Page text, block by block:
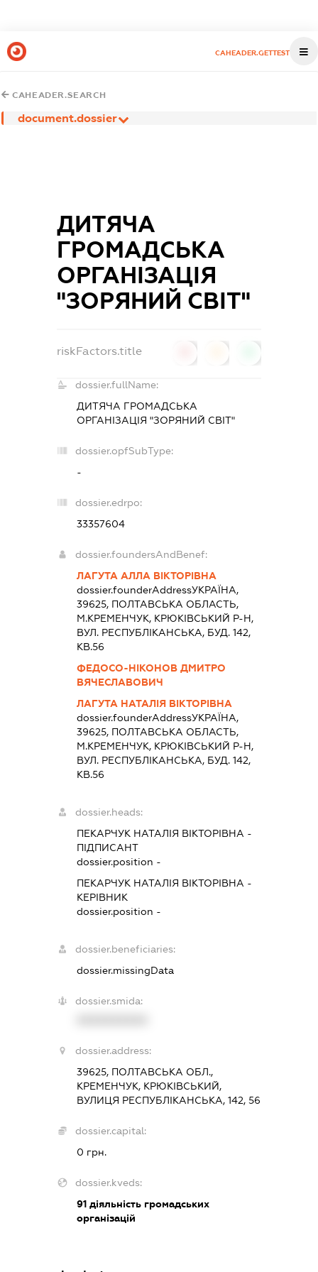
CAHEADER.GETTEST
CAHEADER.SEARCH
document.dossier
ДИТЯЧА
ГРОМАДСЬКА
ОРГАНІЗАЦІЯ
"ЗОРЯНИЙ СВІТ"
riskFactors.title
dossier.fullName:
ДИТЯЧА ГРОМАДСЬКА
ОРГАНІЗАЦІЯ "ЗОРЯНИЙ СВІТ"
dossier.opfSubType:
-
dossier.edrpo:
33357604
dossier.foundersAndBenef:
ЛАГУТА АЛЛА ВІКТОРІВНА
dossier.founderAddressУКРАЇНА,
39625, ПОЛТАВСЬКА ОБЛАСТЬ,
М.КРЕМЕНЧУК, КРЮКІВСЬКИЙ Р-Н,
ВУЛ. РЕСПУБЛІКАНСЬКА, БУД. 142,
КВ.56
ФЕДОСО-НІКОНОВ ДМИТРО
ВЯЧЕСЛАВОВИЧ
ЛАГУТА НАТАЛІЯ ВІКТОРІВНА
dossier.founderAddressУКРАЇНА,
39625, ПОЛТАВСЬКА ОБЛАСТЬ,
М.КРЕМЕНЧУК, КРЮКІВСЬКИЙ Р-Н,
ВУЛ. РЕСПУБЛІКАНСЬКА, БУД. 142,
КВ.56
dossier.heads:
ПЕКАРЧУК НАТАЛІЯ ВІКТОРІВНА -
ПІДПИСАНТ
dossier.position -
ПЕКАРЧУК НАТАЛІЯ ВІКТОРІВНА -
КЕРІВНИК
dossier.position -
dossier.beneficiaries:
dossier.missingData
dossier.smida:
dossier.address:
39625, ПОЛТАВСЬКА ОБЛ.,
КРЕМЕНЧУК, КРЮКІВСЬКИЙ,
ВУЛИЦЯ РЕСПУБЛІКАНСЬКА, 142, 56
dossier.capital:
0 грн.
dossier.kveds:
91 діяльність громадських
організацій